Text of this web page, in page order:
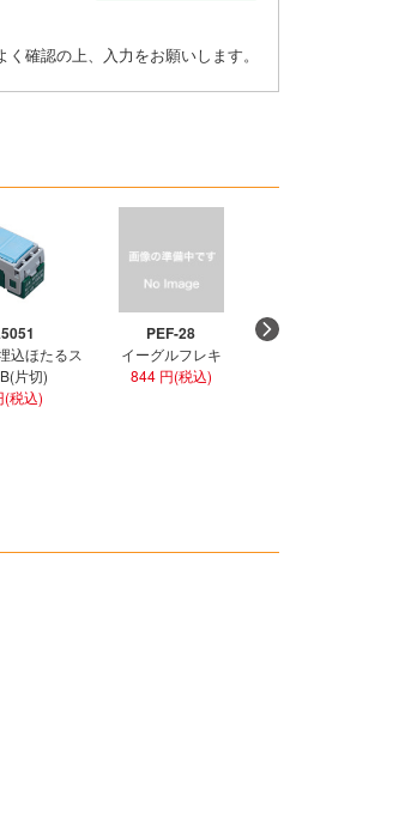
く確認の上、入力をお願いします。
込ほたるス
片切)
税込)
PEF-28
イーグルフレキ
844 円(税込)